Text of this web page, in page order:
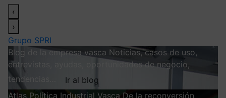
‹
›
Grupo SPRI
Blog de la empresa vasca Noticias, casos de uso,
entrevistas, ayudas, oportunidades de negocio,
tendencias…
Ir al blog
Atlas Política Industrial Vasca De la reconversión